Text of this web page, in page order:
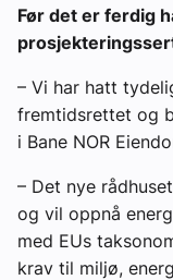
Før det er ferdig
– Vi har hatt
fremtidsrettet og
i Bane NOR
– Det nye
og vil oppnå
med EUs
krav til miljø,